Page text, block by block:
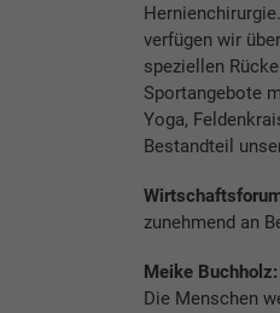
verfügen wir
speziellen
Sportangebote
Yoga,
Bestandteil
zunehmend an
Meike Buchholz:
Die Menschen